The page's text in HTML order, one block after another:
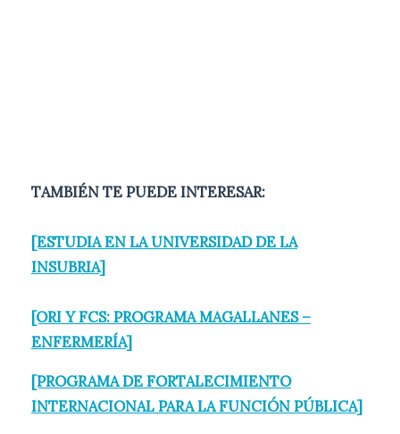
TAMBIÉN TE PUEDE INTERESAR:
[ESTUDIA EN LA UNIVERSIDAD DE LA
INSUBRIA]
[ORI Y FCS: PROGRAMA MAGALLANES –
ENFERMERÍA]
[PROGRAMA DE FORTALECIMIENTO
INTERNACIONAL PARA LA FUNCIÓN PÚBLICA]